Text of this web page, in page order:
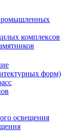
комплексов
форм)
освещения